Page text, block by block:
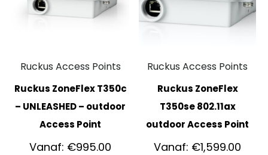
Ruckus Access Points
Ruckus ZoneFlex T350c
– UNLEASHED – outdoor
Access Point
Vanaf: €995.00
Ruckus Access Points
Ruckus ZoneFlex
T350se 802.11ax
outdoor Access Point
Vanaf: €1,599.00